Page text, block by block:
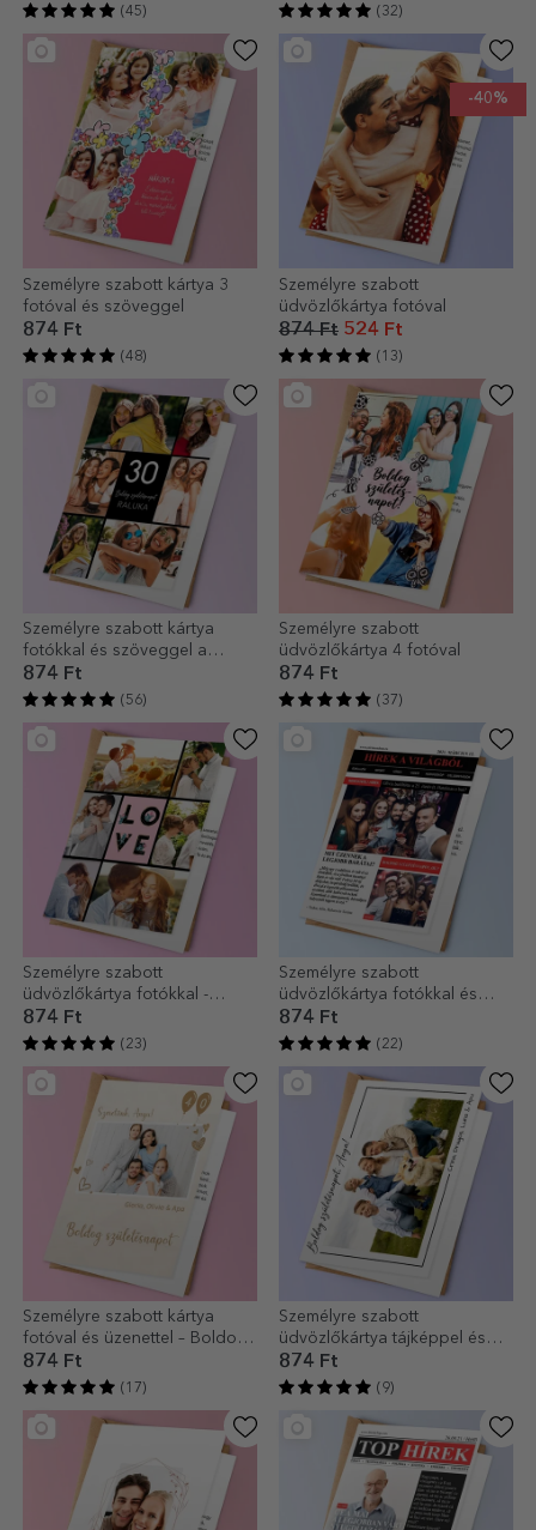
(45) (32)
Személyre szabott kártya 3
fotóval és szöveggel
874 Ft
(48)
-40%
Személyre szabott
üdvözlőkártya fotóval
874 Ft 524 Ft
(13)
Személyre szabott kártya
fotókkal és szöveggel a
hátoldalon
874 Ft
(56)
Személyre szabott
üdvözlőkártya 4 fotóval
874 Ft
(37)
Személyre szabott
üdvözlőkártya fotókkal -
Szerelem
874 Ft
(23)
Személyre szabott
üdvözlőkártya fotókkal és
szöveggel - Friss hírek
874 Ft
(22)
Személyre szabott kártya
fotóval és üzenettel – Boldog
születésnapot kívánok!
874 Ft
(17)
Személyre szabott
üdvözlőkártya tájképpel és
szöveggel
874 Ft
(9)